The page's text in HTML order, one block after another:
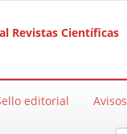
Revistas Científicas
editorial Avisos